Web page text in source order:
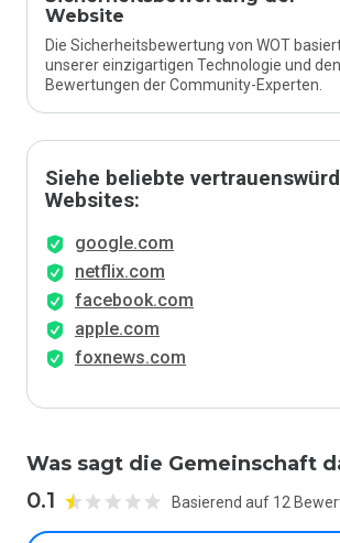
Website
Die Sicherheitsbewertung von WOT
unserer einzigartigen Technologie und den
Bewertungen der Community-Experten.
Siehe beliebte
Websites:
google.com
netflix.com
facebook.com
apple.com
foxnews.com
Was sagt die Gemeinschaft
0.1 Basierend auf 12